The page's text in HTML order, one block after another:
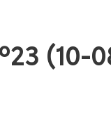
(10-